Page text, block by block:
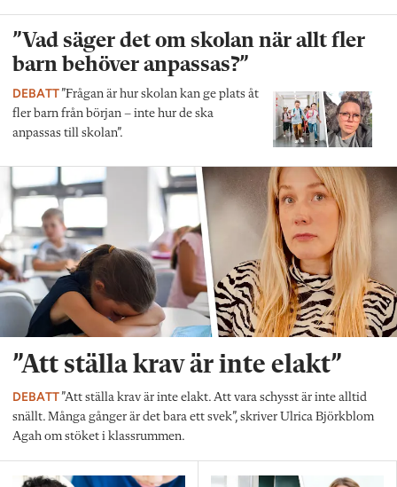
”Vad säger det om skolan när allt fler
barn behöver anpassas?”
DEBATT”Frågan är hur skolan kan ge plats åt
fler barn från början – inte hur de ska
anpassas till skolan”.
”Att ställa krav är inte elakt”
DEBATT”Att ställa krav är inte elakt. Att vara schysst är inte alltid
snällt. Många gånger är det bara ett svek”, skriver Ulrica Björkblom
Agah om stöket i klassrummen.